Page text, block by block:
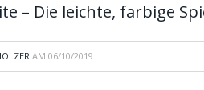
– Die leichte, farbige
AM 06/10/2019